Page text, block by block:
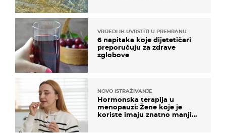
VRIJEDI IH UVRSTITI U PREHRANU
6 napitaka koje dijetetičari
preporučuju za zdrave
zglobove
NOVO ISTRAŽIVANJE
Hormonska terapija u
menopauzi: Žene koje je
koriste imaju znatno manji